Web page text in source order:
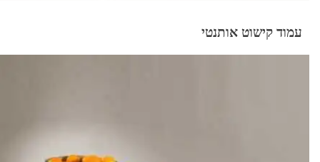
עמוד קישוט אותנטי